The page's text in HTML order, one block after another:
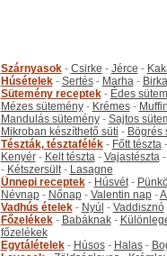
Szárnyasok- Csirke - Jérce -
Húsételek- Sertés- Marha- Birka
Sütemény receptek- Édes
Mézes sütemény- Krémes- Muffin
Mandulás sütemény- Sajtos
Mikroban készíthető süti - Bögrés
Tészták, tésztafélék- Főtt tészta-
Kenyér- Kelt tészta- Vajastészta-
- Kétszersült- Lasagne
Ünnepi receptek- Húsvét-
Névnap- Nőnap- Valentin nap-
Vadhús ételek- Nyúl - Vaddisznó
Főzelékek- Babáknak-
főzelékek
Egytálételek- Húsos- Halas-